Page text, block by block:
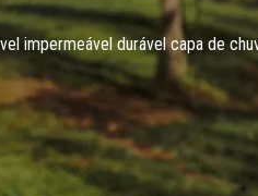
impermeável durável capa de